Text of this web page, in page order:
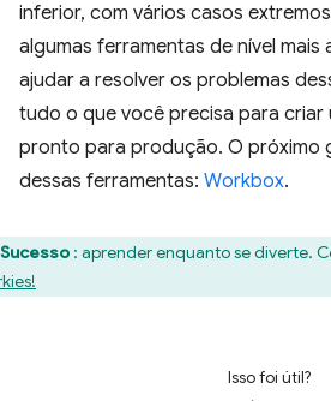
inferior, com vários casos
algumas ferramentas de nível mais
ajudar a resolver os problemas
tudo o que você precisa para criar
pronto para produção. O próximo
dessas ferramentas: Workbox.
Sucesso : aprender enquanto se diverte.
Isso foi útil?